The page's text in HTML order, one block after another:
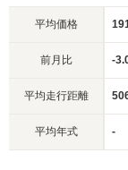
平均価格
前月比 -
平均走行距離
平均年式 -